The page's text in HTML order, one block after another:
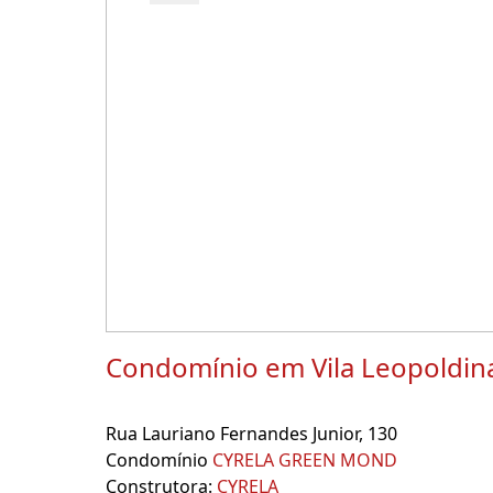
Condomínio em Vila
Rua Lauriano Fernandes Junior, 130
Condomínio CYRELA GREEN MOND
Construtora: CYRELA